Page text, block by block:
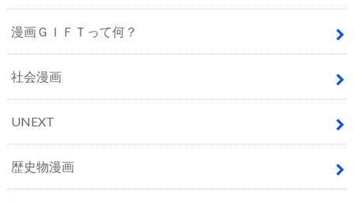
漫画ＧＩＦＴって何？
社会漫画
UNEXT
歴史物漫画